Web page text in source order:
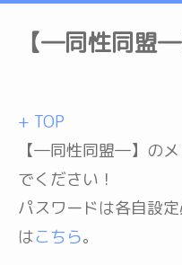
【―同性同盟
+ TOP
【―同性同盟―】の
でください！
パスワードは各自設
はこちら。